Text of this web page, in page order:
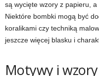
są wycięte wzory z papieru, a
Niektóre bombki mogą być
koralikami czy techniką
jeszcze więcej blasku i
Motywy i